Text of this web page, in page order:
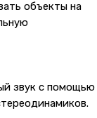
объекты на
звук с помощью